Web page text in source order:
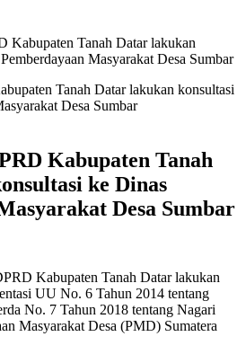
Kabupaten Tanah Datar lakukan
Masyarakat Desa Sumbar
Kabupaten Tanah
ke Dinas
Desa Sumbar
Kabupaten Tanah Datar lakukan
UU No. 6 Tahun 2014 tentang
No. 7 Tahun 2018 tentang Nagari
Masyarakat Desa (PMD) Sumatera